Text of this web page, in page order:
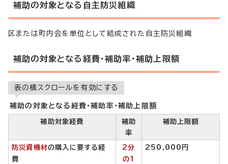
補助の対象となる自主防災組織
区または町内会を単位として結成された自主防災組織
補助の対象となる経費・補助率・補助上限額
表の横スクロールを有効にする
補助の対象となる経費・補助率・補助上限額
補助対象経費
補助
率
補助上限額
防災資機材の購入に要する経
費
2分
の1
250,000円